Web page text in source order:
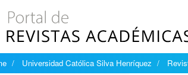
Universidad Católica Silva Henríquez